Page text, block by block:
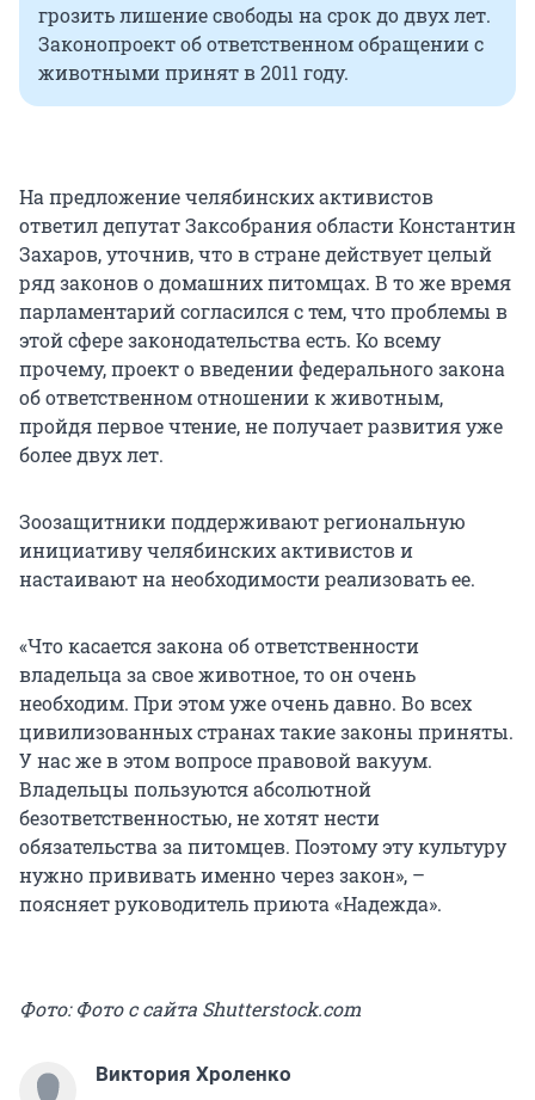
грозить лишение свободы на срок до двух лет.
Законопроект об ответственном обращении с
животными принят в 2011 году.
На предложение челябинских активистов
ответил депутат Заксобрания области Константин
Захаров, уточнив, что в стране действует целый
ряд законов о домашних питомцах. В то же время
парламентарий согласился с тем, что проблемы в
этой сфере законодательства есть. Ко всему
прочему, проект о введении федерального закона
об ответственном отношении к животным,
пройдя первое чтение, не получает развития уже
более двух лет.
Зоозащитники поддерживают региональную
инициативу челябинских активистов и
настаивают на необходимости реализовать ее.
«Что касается закона об ответственности
владельца за свое животное, то он очень
необходим. При этом уже очень давно. Во всех
цивилизованных странах такие законы приняты.
У нас же в этом вопросе правовой вакуум.
Владельцы пользуются абсолютной
безответственностью, не хотят нести
обязательства за питомцев. Поэтому эту культуру
нужно прививать именно через закон», –
поясняет руководитель приюта «Надежда».
Фото: Фото с сайта Shutterstock.com
Виктория Хроленко